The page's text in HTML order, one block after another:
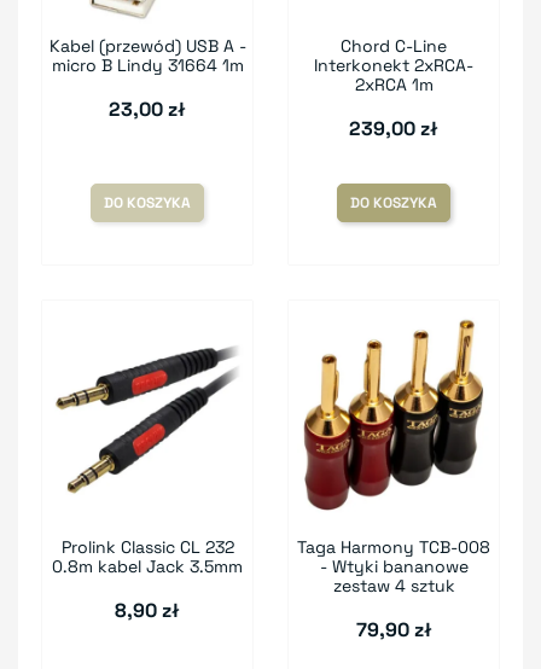
Kabel (przewód) USB A -
micro B Lindy 31664 1m
23,00 zł
DO KOSZYKA
Chord C-Line
Interkonekt 2xRCA-
2xRCA 1m
239,00 zł
DO KOSZYKA
Prolink Classic CL 232
0.8m kabel Jack 3.5mm
8,90 zł
Taga Harmony TCB-008
- Wtyki bananowe
zestaw 4 sztuk
79,90 zł